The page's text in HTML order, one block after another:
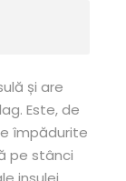
și are
Este, de
împădurite
pe stânci